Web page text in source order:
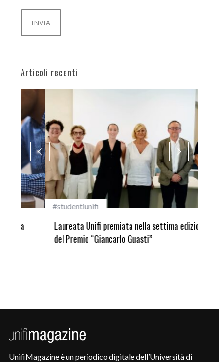
Articoli recenti
#studentiunifi
Laureata Unifi premiata nella settima edizione
del Premio “Giancarlo Guasti”
UnifiMagazine è un periodico digitale dell’Università di